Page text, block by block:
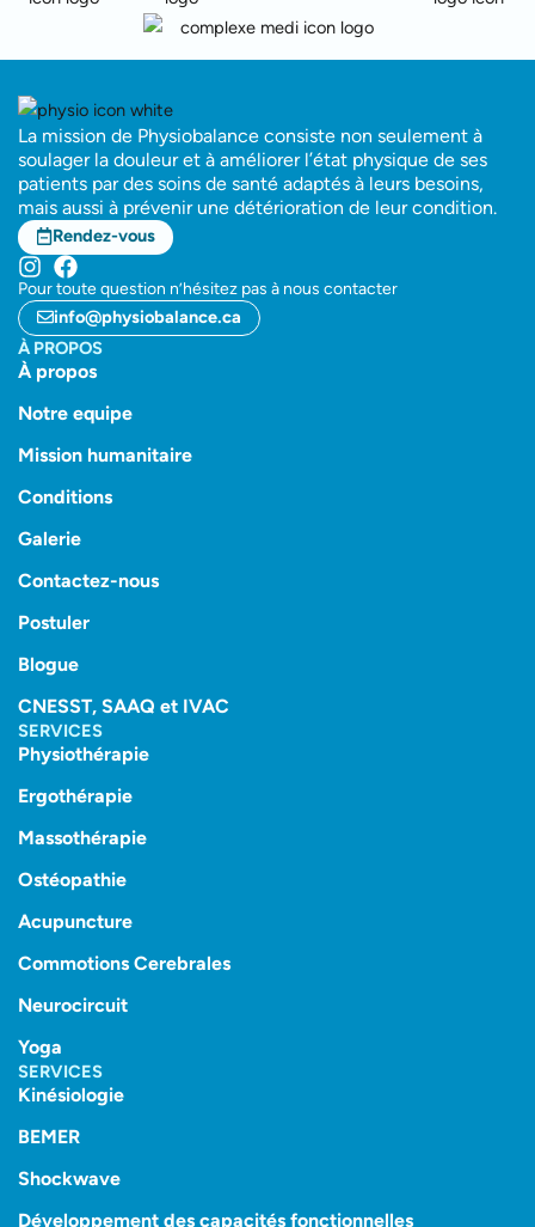
La mission de Physiobalance consiste non seulement à
soulager la douleur et à améliorer l’état physique de ses
patients par des soins de santé adaptés à leurs besoins,
mais aussi à prévenir une détérioration de leur condition.
Rendez-vous
Pour toute question n’hésitez pas à nous contacter
info@physiobalance.ca
À PROPOS
À propos
Notre equipe
Mission humanitaire
Conditions
Galerie
Contactez-nous
Postuler
Blogue
CNESST, SAAQ et IVAC
SERVICES
Physiothérapie
Ergothérapie
Massothérapie
Ostéopathie
Acupuncture
Commotions Cerebrales
Neurocircuit
Yoga
SERVICES
Kinésiologie
BEMER
Shockwave
Développement des capacités fonctionnelles